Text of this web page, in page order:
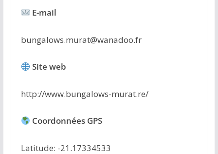
E-mail
bungalows.murat@wanadoo.fr
Site web
http://www.bungalows-murat.re/
Coordonnées GPS
Latitude: -21.17334533